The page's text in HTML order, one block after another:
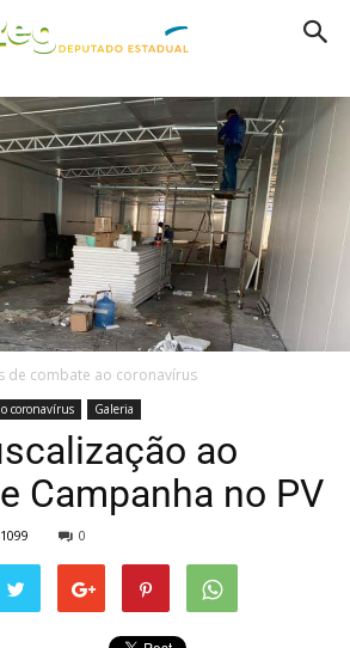
de combate ao coronavírus
coronavírus Galeria
ao
Campanha no PV
1099 0